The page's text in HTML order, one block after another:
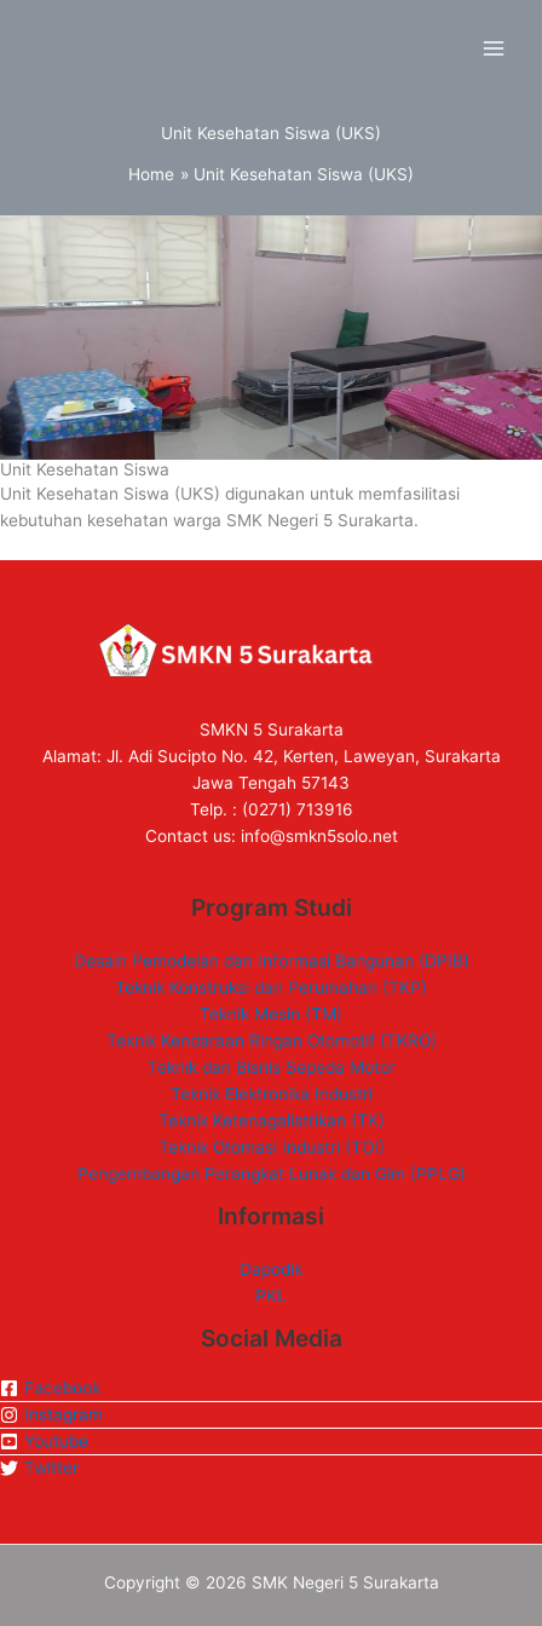
Unit Kesehatan Siswa (UKS)
Home Unit Kesehatan Siswa (UKS)
Unit Kesehatan Siswa
Unit Kesehatan Siswa (UKS) digunakan untuk memfasilitasi
kebutuhan kesehatan warga SMK Negeri 5 Surakarta.
SMKN 5 Surakarta
Alamat: Jl. Adi Sucipto No. 42, Kerten, Laweyan, Surakarta
Jawa Tengah 57143
Telp. : (0271) 713916
Contact us: info@smkn5solo.net
Program Studi
Desain Pemodelan dan Informasi Bangunan (DPIB)
Teknik Konstruksi dan Perumahan (TKP)
Teknik Mesin (TM)
Teknik Kendaraan Ringan Otomotif (TKRO)
Teknik dan Bisnis Sepeda Motor
Teknik Elektronika Industri
Teknik Ketenagalistrikan (TK)
Teknik Otomasi Industri (TOI)
Pengembangan Perangkat Lunak dan Gim (PPLG)
Informasi
Dapodik
PKL
Social Media
Facebook
Instagram
Youtube
Twitter
Copyright © 2026 SMK Negeri 5 Surakarta